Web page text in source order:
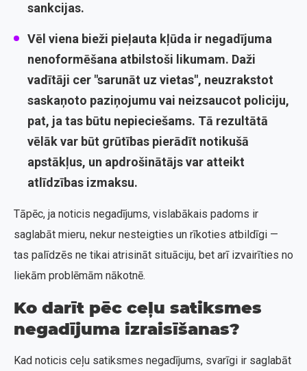
sankcijas.
Vēl viena bieži pieļauta kļūda ir negadījuma
nenoformēšana atbilstoši likumam. Daži
vadītāji cer "sarunāt uz vietas", neuzrakstot
saskaņoto paziņojumu vai neizsaucot policiju,
pat, ja tas būtu nepieciešams. Tā rezultātā
vēlāk var būt grūtības pierādīt notikušā
apstākļus, un apdrošinātājs var atteikt
atlīdzības izmaksu.
Tāpēc, ja noticis negadījums, vislabākais padoms ir
saglabāt mieru, nekur nesteigties un rīkoties atbildīgi —
tas palīdzēs ne tikai atrisināt situāciju, bet arī izvairīties no
liekām problēmām nākotnē.
Ko darīt pēc ceļu satiksmes
negadījuma izraisīšanas?
Kad noticis ceļu satiksmes negadījums, svarīgi ir saglabāt